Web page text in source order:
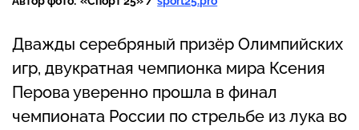
Дважды серебряный призёр Олимпийских
игр, двукратная чемпионка мира Ксения
Перова уверенно прошла в финал
чемпионата России по стрельбе из лука во